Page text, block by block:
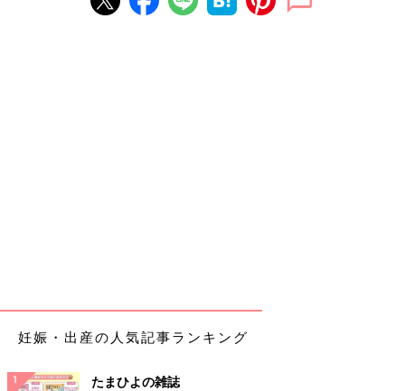
妊娠・出産の人気記事ランキング
たまひよの雑誌